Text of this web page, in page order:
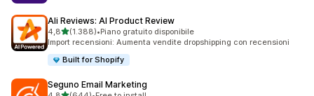
Ali Reviews: AI Product Review
4,8stelle su 5
(1.388)
1388 recensioni totali
•Piano gratuito disponibile
Import recensioni: Aumenta vendite dropshipping con recensioni
Built for Shopify
Seguno Email Marketing